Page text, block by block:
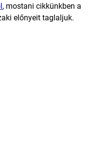
, mostani cikkünkben a
előnyeit taglaljuk.